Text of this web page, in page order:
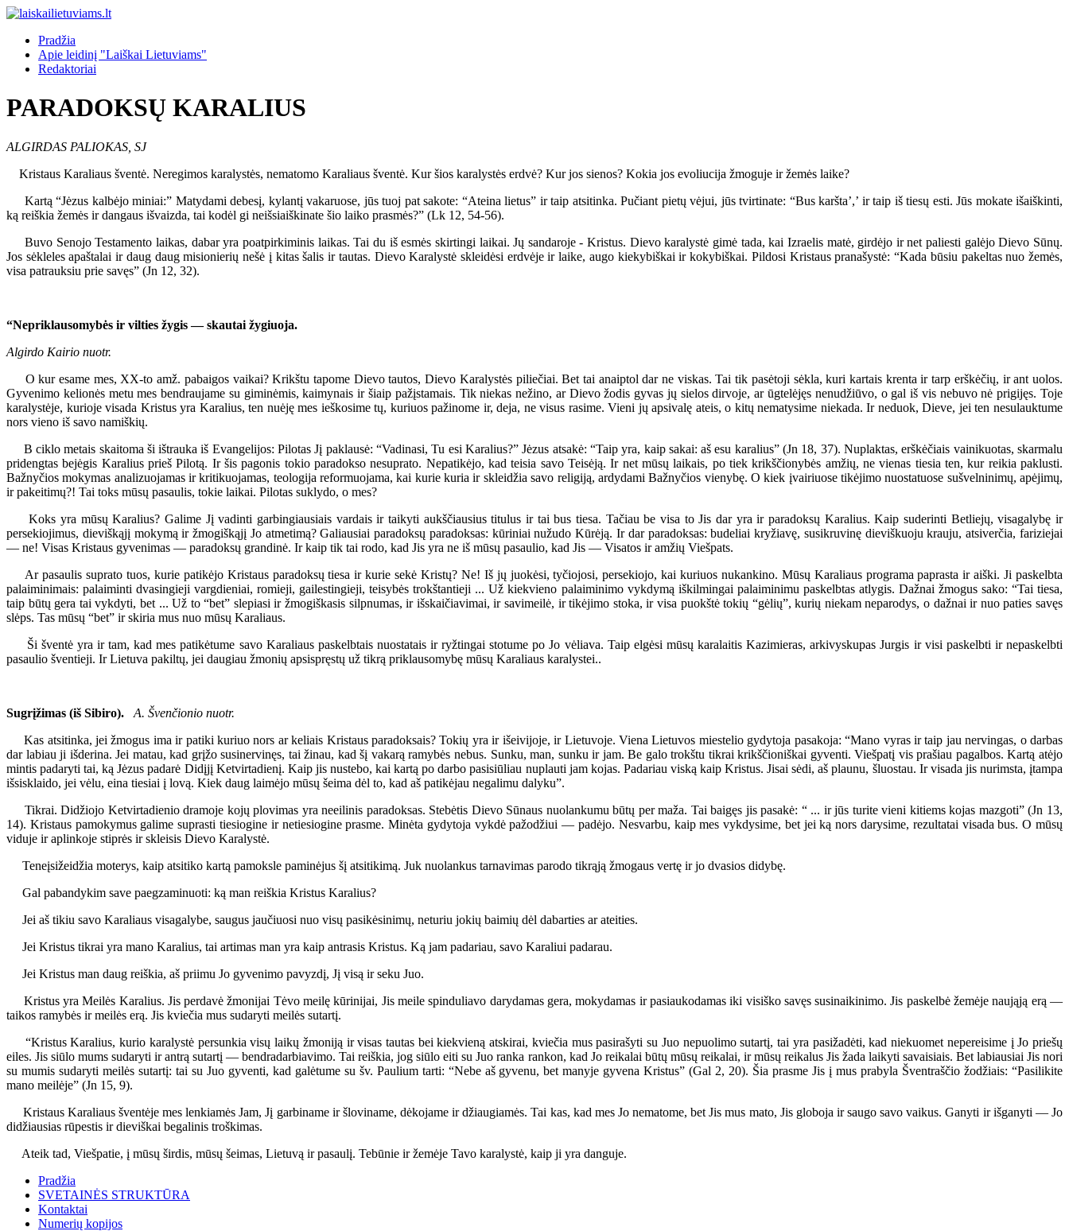
Pradžia
Apie leidinį "Laiškai Lietuviams"
Redaktoriai
PARADOKSŲ KARALIUS
ALGIRDAS PALIOKAS, SJ
Kristaus Karaliaus šventė. Neregimos karalystės, nematomo Karaliaus šventė. Kur šios karalystės erdvė? Kur jos sienos? Kokia jos evoliucija žmoguje ir žemės laike?
Kartą “Jėzus kalbėjo miniai:” Matydami debesį, kylantį vakaruose, jūs tuoj pat sakote: “Ateina lietus” ir taip atsitinka. Pučiant pietų vėjui, jūs tvirtinate: “Bus karšta’,’ ir taip iš tiesų esti. Jūs mokate išaiškinti,
ką reiškia žemės ir dangaus išvaizda, tai kodėl gi neišsiaiškinate šio laiko prasmės?” (Lk 12, 54-56).
Buvo Senojo Testamento laikas, dabar yra poatpirkiminis laikas. Tai du iš esmės skirtingi laikai. Jų sandaroje - Kristus. Dievo karalystė gimė tada, kai Izraelis matė, girdėjo ir net paliesti galėjo Dievo Sūnų.
Jos sėkleles apaštalai ir daug daug misionierių nešė į kitas šalis ir tautas. Dievo Karalystė skleidėsi erdvėje ir laike, augo kiekybiškai ir kokybiškai. Pildosi Kristaus pranašystė: “Kada būsiu pakeltas nuo žemės,
visa patrauksiu prie savęs” (Jn 12, 32).
“Nepriklausomybės ir vilties žygis — skautai žygiuoja.
Algirdo Kairio nuotr.
O kur esame mes, XX-to amž. pabaigos vaikai? Krikštu tapome Dievo tautos, Dievo Karalystės piliečiai. Bet tai anaiptol dar ne viskas. Tai tik pasėtoji sėkla, kuri kartais krenta ir tarp erškėčių, ir ant uolos.
Gyvenimo kelionės metu mes bendraujame su giminėmis, kaimynais ir šiaip pažįstamais. Tik niekas nežino, ar Dievo žodis gyvas jų sielos dirvoje, ar ūgtelėjęs nenudžiūvo, o gal iš vis nebuvo nė prigijęs. Toje
karalystėje, kurioje visada Kristus yra Karalius, ten nuėję mes ieškosime tų, kuriuos pažinome ir, deja, ne visus rasime. Vieni jų apsivalę ateis, o kitų nematysime niekada. Ir neduok, Dieve, jei ten nesulauktume
nors vieno iš savo namiškių.
B ciklo metais skaitoma ši ištrauka iš Evangelijos: Pilotas Jį paklausė: “Vadinasi, Tu esi Karalius?” Jėzus atsakė: “Taip yra, kaip sakai: aš esu karalius” (Jn 18, 37). Nuplaktas, erškėčiais vainikuotas, skarmalu
pridengtas bejėgis Karalius prieš Pilotą. Ir šis pagonis tokio paradokso nesuprato. Nepatikėjo, kad teisia savo Teisėją. Ir net mūsų laikais, po tiek krikščionybės amžių, ne vienas tiesia ten, kur reikia paklusti.
Bažnyčios mokymas analizuojamas ir kritikuojamas, teologija reformuojama, kai kurie kuria ir skleidžia savo religiją, ardydami Bažnyčios vienybę. O kiek įvairiuose tikėjimo nuostatuose sušvelninimų, apėjimų,
ir pakeitimų?! Tai toks mūsų pasaulis, tokie laikai. Pilotas suklydo, o mes?
Koks yra mūsų Karalius? Galime Jį vadinti garbingiausiais vardais ir taikyti aukščiausius titulus ir tai bus tiesa. Tačiau be visa to Jis dar yra ir paradoksų Karalius. Kaip suderinti Betliejų, visagalybę ir
persekiojimus, dieviškąjį mokymą ir žmogiškąjį Jo atmetimą? Galiausiai paradoksų paradoksas: kūriniai nužudo Kūrėją. Ir dar paradoksas: budeliai kryžiavę, susikruvinę dieviškuoju krauju, atsiverčia, fariziejai
— ne! Visas Kristaus gyvenimas — paradoksų grandinė. Ir kaip tik tai rodo, kad Jis yra ne iš mūsų pasaulio, kad Jis — Visatos ir amžių Viešpats.
Ar pasaulis suprato tuos, kurie patikėjo Kristaus paradoksų tiesa ir kurie sekė Kristų? Ne! Iš jų juokėsi, tyčiojosi, persekiojo, kai kuriuos nukankino. Mūsų Karaliaus programa paprasta ir aiški. Ji paskelbta
palaiminimais: palaiminti dvasingieji vargdieniai, romieji, gailestingieji, teisybės trokštantieji ... Už kiekvieno palaiminimo vykdymą iškilmingai palaiminimu paskelbtas atlygis. Dažnai žmogus sako: “Tai tiesa,
taip būtų gera tai vykdyti, bet ... Už to “bet” slepiasi ir žmogiškasis silpnumas, ir išskaičiavimai, ir savimeilė, ir tikėjimo stoka, ir visa puokštė tokių “gėlių”, kurių niekam neparodys, o dažnai ir nuo paties savęs
slėps. Tas mūsų “bet” ir skiria mus nuo mūsų Karaliaus.
Ši šventė yra ir tam, kad mes patikėtume savo Karaliaus paskelbtais nuostatais ir ryžtingai stotume po Jo vėliava. Taip elgėsi mūsų karalaitis Kazimieras, arkivyskupas Jurgis ir visi paskelbti ir nepaskelbti
pasaulio šventieji. Ir Lietuva pakiltų, jei daugiau žmonių apsispręstų už tikrą priklausomybę mūsų Karaliaus karalystei..
Sugrįžimas (iš Sibiro). A. Švenčionio nuotr.
Kas atsitinka, jei žmogus ima ir patiki kuriuo nors ar keliais Kristaus paradoksais? Tokių yra ir išeivijoje, ir Lietuvoje. Viena Lietuvos miestelio gydytoja pasakoja: “Mano vyras ir taip jau nervingas, o darbas
dar labiau ji išderina. Jei matau, kad grįžo susinervinęs, tai žinau, kad šį vakarą ramybės nebus. Sunku, man, sunku ir jam. Be galo trokštu tikrai krikščioniškai gyventi. Viešpatį vis prašiau pagalbos. Kartą atėjo
mintis padaryti tai, ką Jėzus padarė Didįjį Ketvirtadienį. Kaip jis nustebo, kai kartą po darbo pasisiūliau nuplauti jam kojas. Padariau viską kaip Kristus. Jisai sėdi, aš plaunu, šluostau. Ir visada jis nurimsta, įtampa
išsisklaido, jei vėlu, eina tiesiai į lovą. Kiek daug laimėjo mūsų šeima dėl to, kad aš patikėjau negalimu dalyku”.
Tikrai. Didžiojo Ketvirtadienio dramoje kojų plovimas yra neeilinis paradoksas. Stebėtis Dievo Sūnaus nuolankumu būtų per maža. Tai baigęs jis pasakė: “ ... ir jūs turite vieni kitiems kojas mazgoti” (Jn 13,
14). Kristaus pamokymus galime suprasti tiesiogine ir netiesiogine prasme. Minėta gydytoja vykdė pažodžiui — padėjo. Nesvarbu, kaip mes vykdysime, bet jei ką nors darysime, rezultatai visada bus. O mūsų
viduje ir aplinkoje stiprės ir skleisis Dievo Karalystė.
Teneįsižeidžia moterys, kaip atsitiko kartą pamoksle paminėjus šį atsitikimą. Juk nuolankus tarnavimas parodo tikrąją žmogaus vertę ir jo dvasios didybę.
Gal pabandykim save paegzaminuoti: ką man reiškia Kristus Karalius?
Jei aš tikiu savo Karaliaus visagalybe, saugus jaučiuosi nuo visų pasikėsinimų, neturiu jokių baimių dėl dabarties ar ateities.
Jei Kristus tikrai yra mano Karalius, tai artimas man yra kaip antrasis Kristus. Ką jam padariau, savo Karaliui padarau.
Jei Kristus man daug reiškia, aš priimu Jo gyvenimo pavyzdį, Jį visą ir seku Juo.
Kristus yra Meilės Karalius. Jis perdavė žmonijai Tėvo meilę kūrinijai, Jis meile spinduliavo darydamas gera, mokydamas ir pasiaukodamas iki visiško savęs susinaikinimo. Jis paskelbė žemėje naująją erą —
taikos ramybės ir meilės erą. Jis kviečia mus sudaryti meilės sutartį.
“Kristus Karalius, kurio karalystė persunkia visų laikų žmoniją ir visas tautas bei kiekvieną atskirai, kviečia mus pasirašyti su Juo nepuolimo sutartį, tai yra pasižadėti, kad niekuomet nepereisime į Jo priešų
eiles. Jis siūlo mums sudaryti ir antrą sutartį — bendradarbiavimo. Tai reiškia, jog siūlo eiti su Juo ranka rankon, kad Jo reikalai būtų mūsų reikalai, ir mūsų reikalus Jis žada laikyti savaisiais. Bet labiausiai Jis nori
su mumis sudaryti meilės sutartį: tai su Juo gyventi, kad galėtume su šv. Paulium tarti: “Nebe aš gyvenu, bet manyje gyvena Kristus” (Gal 2, 20). Šia prasme Jis į mus prabyla Šventraščio žodžiais: “Pasilikite
mano meilėje” (Jn 15, 9).
Kristaus Karaliaus šventėje mes lenkiamės Jam, Jį garbiname ir šloviname, dėkojame ir džiaugiamės. Tai kas, kad mes Jo nematome, bet Jis mus mato, Jis globoja ir saugo savo vaikus. Ganyti ir išganyti — Jo
didžiausias rūpestis ir dieviškai begalinis troškimas.
Ateik tad, Viešpatie, į mūsų širdis, mūsų šeimas, Lietuvą ir pasaulį. Tebūnie ir žemėje Tavo karalystė, kaip ji yra danguje.
Pradžia
SVETAINĖS STRUKTŪRA
Kontaktai
Numerių kopijos